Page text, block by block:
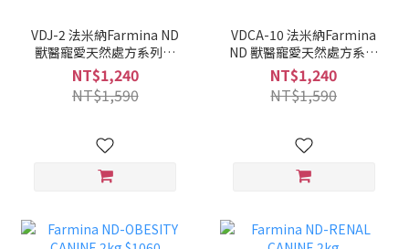
VDJ-2 法米納Farmina ND
獸醫寵愛天然處方系列犬
用-犬用 關節配方 2KG
(8010276022486)
NT$1,240
NT$1,590
VDCA-10 法米納Farmina
ND 獸醫寵愛天然處方系列
犬用-犬用 心血管配方
2KG (8010276030344 )
NT$1,240
NT$1,590